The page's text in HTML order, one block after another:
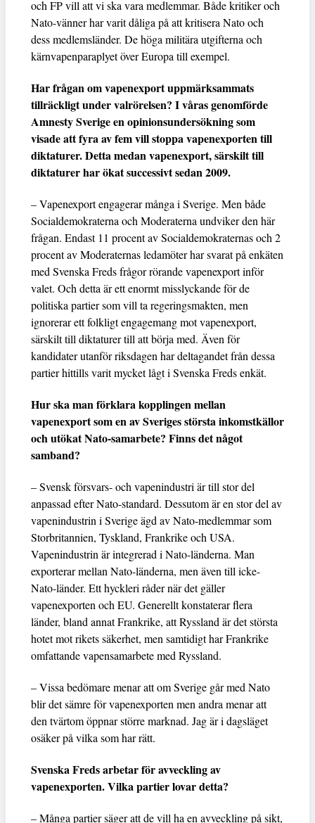
och FP vill att vi ska vara medlemmar. Både kritiker och
Nato-vänner har varit dåliga på att kritisera Nato och
dess medlemsländer. De höga militära utgifterna och
kärnvapenparaplyet över Europa till exempel.
Har frågan om vapenexport uppmärksammats
tillräckligt under valrörelsen? I våras genomförde
Amnesty Sverige en opinionsundersökning som
visade att fyra av fem vill stoppa vapenexporten till
diktaturer. Detta medan vapenexport, särskilt till
diktaturer har ökat successivt sedan 2009.
– Vapenexport engagerar många i Sverige. Men både
Socialdemokraterna och Moderaterna undviker den här
frågan. Endast 11 procent av Socialdemokraternas och 2
procent av Moderaternas ledamöter har svarat på enkäten
med Svenska Freds frågor rörande vapenexport inför
valet. Och detta är ett enormt misslyckande för de
politiska partier som vill ta regeringsmakten, men
ignorerar ett folkligt engagemang mot vapenexport,
särskilt till diktaturer till att börja med. Även för
kandidater utanför riksdagen har deltagandet från dessa
partier hittills varit mycket lågt i Svenska Freds enkät.
Hur ska man förklara kopplingen mellan
vapenexport som en av Sveriges största inkomstkällor
och utökat Nato-samarbete? Finns det något
samband?
– Svensk försvars- och vapenindustri är till stor del
anpassad efter Nato-standard. Dessutom är en stor del av
vapenindustrin i Sverige ägd av Nato-medlemmar som
Storbritannien, Tyskland, Frankrike och USA.
Vapenindustrin är integrerad i Nato-länderna. Man
exporterar mellan Nato-länderna, men även till icke-
Nato-länder. Ett hyckleri råder när det gäller
vapenexporten och EU. Generellt konstaterar flera
länder, bland annat Frankrike, att Ryssland är det största
hotet mot rikets säkerhet, men samtidigt har Frankrike
omfattande vapensamarbete med Ryssland.
– Vissa bedömare menar att om Sverige går med Nato
blir det sämre för vapenexporten men andra menar att
den tvärtom öppnar större marknad. Jag är i dagsläget
osäker på vilka som har rätt.
Svenska Freds arbetar för avveckling av
vapenexporten. Vilka partier lovar detta?
– Många partier säger att de vill ha en avveckling på sikt,